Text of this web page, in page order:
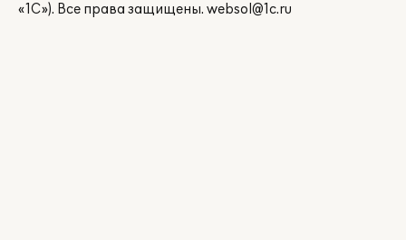
«1С»). Все права защищены. websol@1c.ru